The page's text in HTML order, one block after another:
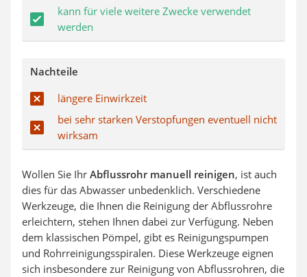
kann für viele weitere Zwecke verwendet
werden
Nachteile
längere Einwirkzeit
bei sehr starken Verstopfungen eventuell nicht
wirksam
Wollen Sie Ihr Abflussrohr manuell reinigen, ist auch
dies für das Abwasser unbedenklich. Verschiedene
Werkzeuge, die Ihnen die Reinigung der Abflussrohre
erleichtern, stehen Ihnen dabei zur Verfügung. Neben
dem klassischen Pömpel, gibt es Reinigungspumpen
und Rohrreinigungsspiralen. Diese Werkzeuge eignen
sich insbesondere zur Reinigung von Abflussrohren, die